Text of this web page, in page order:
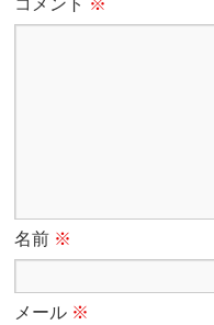
名前 ※
メール ※